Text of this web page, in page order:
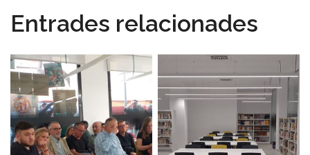
Entrades relacionades